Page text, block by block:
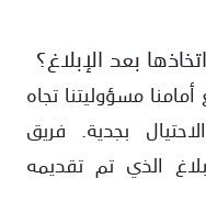
بعد الإبلاغ؟
مسؤوليتنا تجاه
بجدية. فريق
الذي تم تقديمه